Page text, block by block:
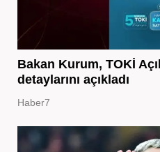
Bakan Kurum, TOKİ
detaylarını açıkladı
Haber7